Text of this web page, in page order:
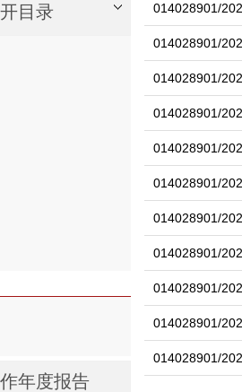
目录
年度报告
014028901/
014028901/
014028901/
014028901/
014028901/
014028901/
014028901/
014028901/
014028901/
014028901/
014028901/